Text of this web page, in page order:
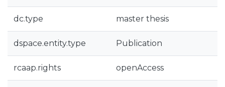
dc.type master thesis
dspace.entity.type Publication
rcaap.rights openAccess